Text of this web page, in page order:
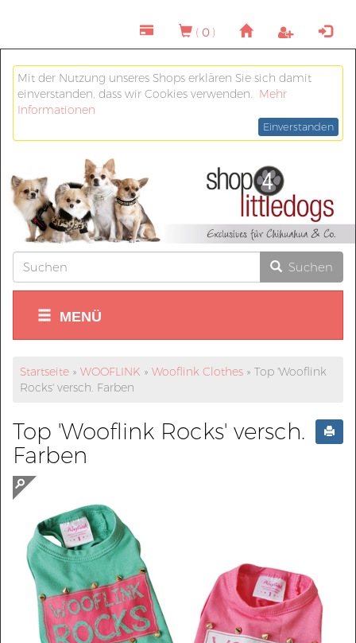
( 0 )
Mit der Nutzung unseres Shops erklären Sie sich damit
einverstanden, dass wir Cookies verwenden. Mehr
Informationen
Einverstanden
Suchen
MENÜ
Startseite » WOOFLINK » Wooflink Clothes » Top 'Wooflink
Rocks' versch. Farben
Top 'Wooflink Rocks' versch.
Farben